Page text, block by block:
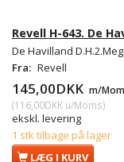
Revell H-643. De
De Havilland
Fra: Revell
145,00DKK m/
(116,00DKK u/Moms)
ekskl. levering
1 stk tilbage på lager
LÆG I KURV